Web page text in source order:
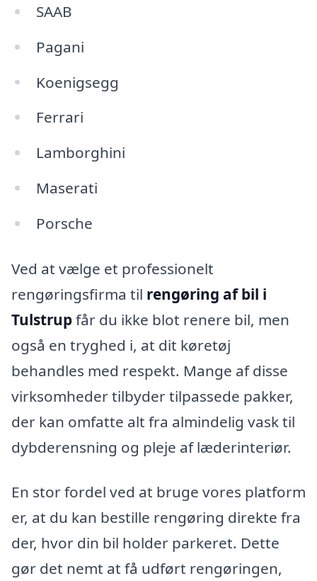
SAAB
Pagani
Koenigsegg
Ferrari
Lamborghini
Maserati
Porsche
Ved at vælge et professionelt
rengøringsfirma til rengøring af bil i
Tulstrupfår du ikke blot renere bil, men
også en tryghed i, at dit køretøj
behandles med respekt. Mange af disse
virksomheder tilbyder tilpassede pakker,
der kan omfatte alt fra almindelig vask til
dybderensning og pleje af læderinteriør.
En stor fordel ved at bruge vores platform
er, at du kan bestille rengøring direkte fra
der, hvor din bil holder parkeret. Dette
gør det nemt at få udført rengøringen,